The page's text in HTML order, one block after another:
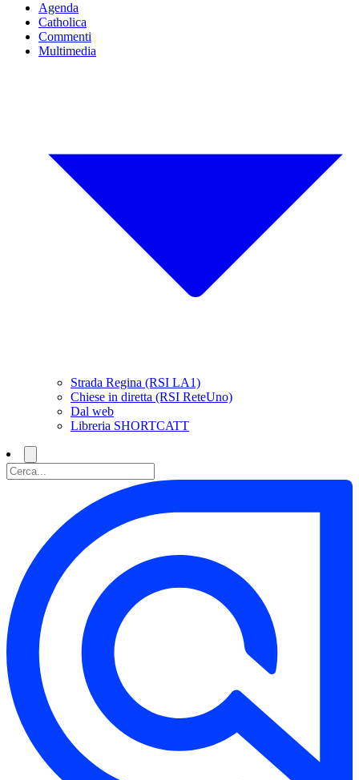
Agenda
Catholica
Commenti
Multimedia
Strada Regina (RSI LA1)
Chiese in diretta (RSI ReteUno)
Dal web
Libreria SHORTCATT